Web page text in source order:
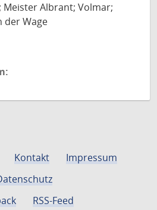
Meister Albrant; Volmar;
der Wage
Kontakt
Impressum
RSS-Feed